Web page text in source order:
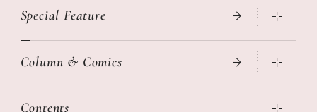
真夏のひんやりグッズ 2026
ニトリ・イケア・無印良品で賢くおしゃれなインテリア
絶品、お餅レシピ大集合！
Special Feature
2026年春夏 トレンドファッションニュース
女子旅おすすめスポット 暮らすように心地いいリンネル旅ガイ
Column & Comics
ぐれいさん
Contents